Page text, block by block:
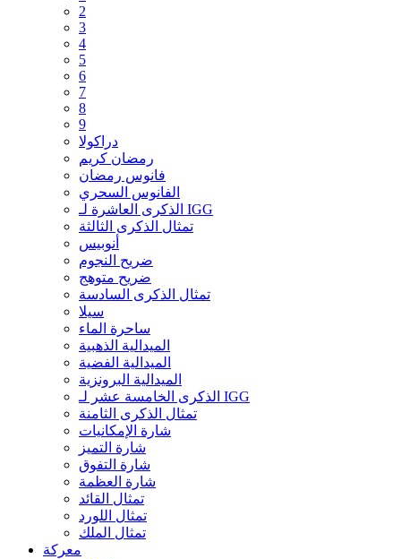
2
3
4
5
6
7
8
9
دراكولا
رمضان كريم
فانوس رمضان
الفانوس السحري
الذكرى العاشرة لـ IGG
تمثال الذكرى الثالثة
أنوبيس
ضريح النجوم
ضريح متوهج
تمثال الذكرى السادسة
سيلا
ساحرة الماء
الميدالية الذهبية
الميدالية الفضية
الميدالية البرونزية
الذكرى الخامسة عشر لـ IGG
تمثال الذكرى الثامنة
شارة الإمكانيات
شارة التميز
شارة التفوق
شارة العظمة
تمثال القائد
تمثال اللورد
تمثال الملك
معركة